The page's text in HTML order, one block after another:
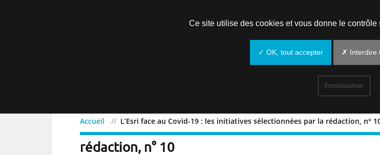
Accueil L’Esri face au Covid-19 : les initiatives sélectionnées par la rédaction, n°
L’Esri face au Covid-19 : les initiatives
rédaction, n° 10
Ce site utilise des cookies et vous donne le
✓ OK, tout accepter ✗ Interdire
Personnaliser